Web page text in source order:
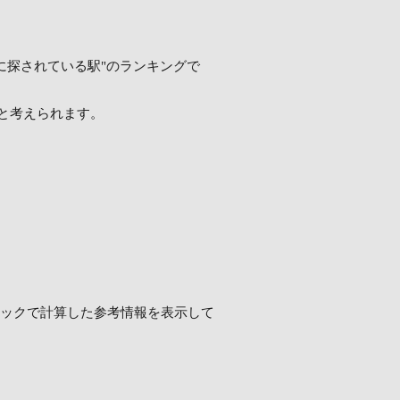
探されている駅"のランキングで
えられます。
クで計算した参考情報を表示して